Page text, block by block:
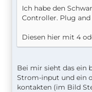
Ich habe den
Controller. Plug and
Diesen hier mit 4
Bei mir sieht das ein
Strom-input und ein
kontakten (im Bild